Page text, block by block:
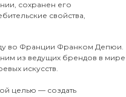
сохранен его
свойства,
во Франции Франком Депюи.
из ведущих брендов в мире
искусств.
целью — создать